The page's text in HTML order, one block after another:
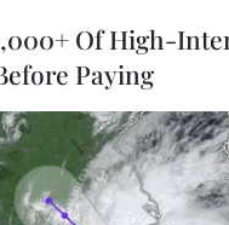
Of High-
Paying